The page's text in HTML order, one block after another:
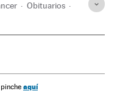
Obituarios
aquí